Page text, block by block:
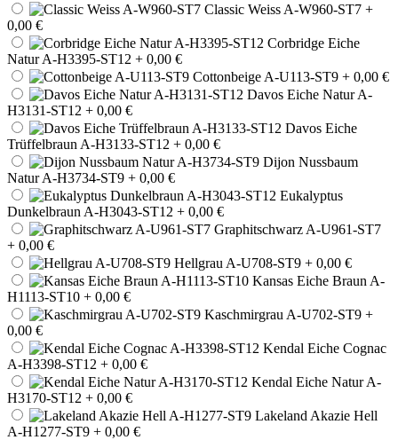
Classic Weiss A-W960-ST7 +
0,00 €
Corbridge Eiche
Natur A-H3395-ST12 + 0,00 €
Cottonbeige A-U113-ST9 + 0,00 €
Davos Eiche Natur A-
H3131-ST12 + 0,00 €
Davos Eiche
Trüffelbraun A-H3133-ST12 + 0,00 €
Dijon Nussbaum
Natur A-H3734-ST9 + 0,00 €
Eukalyptus
Dunkelbraun A-H3043-ST12 + 0,00 €
Graphitschwarz A-U961-ST7
+ 0,00 €
Hellgrau A-U708-ST9 + 0,00 €
Kansas Eiche Braun A-
H1113-ST10 + 0,00 €
Kaschmirgrau A-U702-ST9 +
0,00 €
Kendal Eiche Cognac
A-H3398-ST12 + 0,00 €
Kendal Eiche Natur A-
H3170-ST12 + 0,00 €
Lakeland Akazie Hell
A-H1277-ST9 + 0,00 €